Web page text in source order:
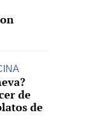
de
de